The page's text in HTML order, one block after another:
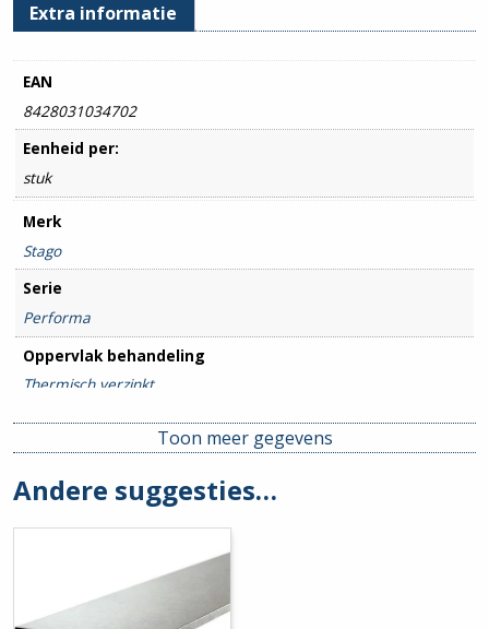
Extra informatie
EAN
8428031034702
Eenheid per:
stuk
Merk
Stago
Serie
Performa
Oppervlak behandeling
Thermisch verzinkt
Breedte goot
150mm
Hoogte goot
Toon meer gegevens
Andere suggesties…